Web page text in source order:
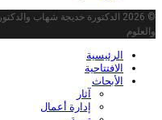
© 2026 الدكتورة خديجة شهاب
والعلوم
الرئيسية
الافتتاحية
الأبحاث
آثار
إدارة أعمال